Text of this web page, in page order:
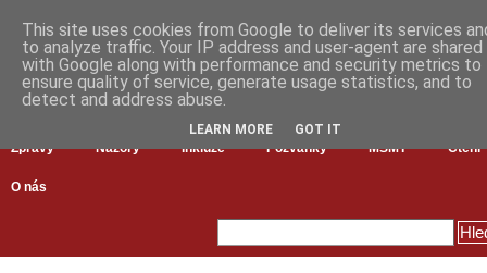
Zprávy Názory Inkluze Pozvánky MŠMT Čtení
O nás
This site uses cookies from Google to deliver its services
to analyze traffic. Your IP address and user-agent are shared
with Google along with performance and security metrics to
ensure quality of service, generate usage statistics, and to
detect and address abuse.
LEARN MORE GOT IT